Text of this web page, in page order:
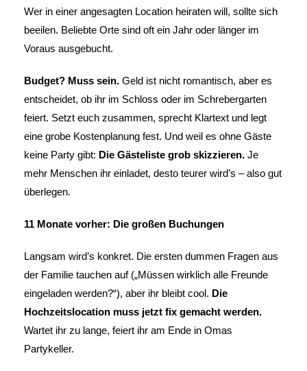
Wer in einer angesagten Location heiraten will, sollte sich
beeilen. Beliebte Orte sind oft ein Jahr oder länger im
Voraus ausgebucht.
Budget? Muss sein. Geld ist nicht romantisch, aber es
entscheidet, ob ihr im Schloss oder im Schrebergarten
feiert. Setzt euch zusammen, sprecht Klartext und legt
eine grobe Kostenplanung fest. Und weil es ohne Gäste
keine Party gibt: Die Gästeliste grob skizzieren. Je
mehr Menschen ihr einladet, desto teurer wird’s – also gut
überlegen.
11 Monate vorher: Die großen Buchungen
Langsam wird’s konkret. Die ersten dummen Fragen aus
der Familie tauchen auf („Müssen wirklich alle Freunde
eingeladen werden?“), aber ihr bleibt cool. Die
Hochzeitslocation muss jetzt fix gemacht werden.
Wartet ihr zu lange, feiert ihr am Ende in Omas
Partykeller.